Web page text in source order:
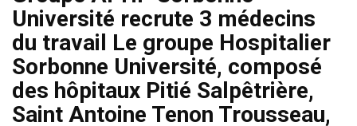
Université recrute 3 médecins
du travail Le groupe Hospitalier
Sorbonne Université, composé
des hôpitaux Pitié Salpêtrière,
Saint Antoine Tenon Trousseau,